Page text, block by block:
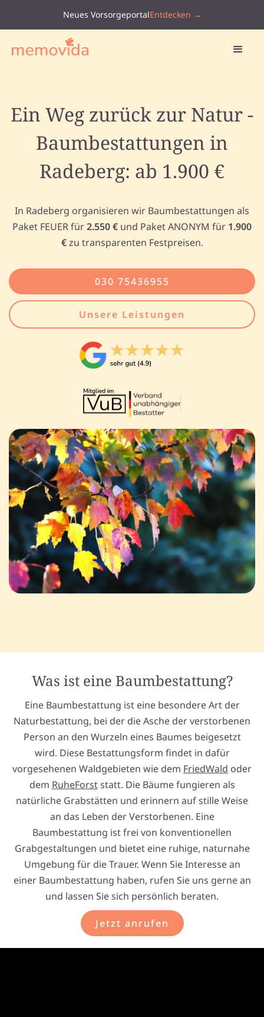
Neues VorsorgeportalEntdecken →
Ein Weg zurück zur Natur -
Baumbestattungen in
Radeberg: ab 1.900 €
In Radeberg organisieren wir Baumbestattungen als
Paket FEUER für2.550 € und Paket ANONYM für 1.900
€zu transparenten Festpreisen.
030 75436955
Unsere Leistungen
Was ist eine Baumbestattung?
Eine Baumbestattung ist eine besondere Art der
Naturbestattung, bei der die Asche der verstorbenen
Person an den Wurzeln eines Baumes beigesetzt
wird. Diese Bestattungsform findet in dafür
vorgesehenen Waldgebieten wie dem FriedWald oder
dem RuheForststatt. Die Bäume fungieren als
natürliche Grabstätten und erinnern auf stille Weise
an das Leben der Verstorbenen. Eine
Baumbestattung ist frei von konventionellen
Grabgestaltungen und bietet eine ruhige, naturnahe
Umgebung für die Trauer. Wenn Sie Interesse an
einer Baumbestattung haben, rufen Sie uns gerne an
und lassen Sie sich persönlich beraten.
Jetzt anrufen